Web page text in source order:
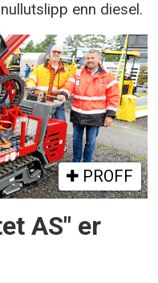
enn diesel.
PROFF
AS" er